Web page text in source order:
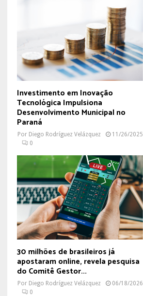
Investimento em Inovação
Tecnológica Impulsiona
Desenvolvimento Municipal no
Paraná
Por Diego Rodríguez Velázquez
11/26/2025
0
30 milhões de brasileiros já
apostaram online, revela pesquisa
do Comitê Gestor...
Por Diego Rodríguez Velázquez
06/18/2026
0